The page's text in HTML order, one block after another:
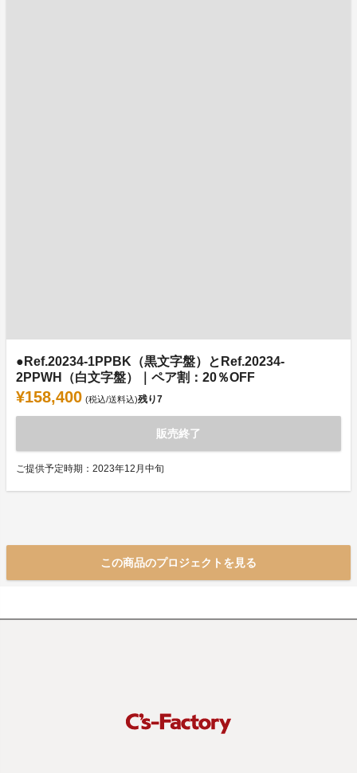
●Ref.20234-1PPBK（黒文字盤）とRef.20234-
2PPWH（白文字盤）｜ペア割：20％OFF
¥158,400 (税込/送料込)残り7
販売終了
ご提供予定時期：2023年12月中旬
この商品のプロジェクトを見る